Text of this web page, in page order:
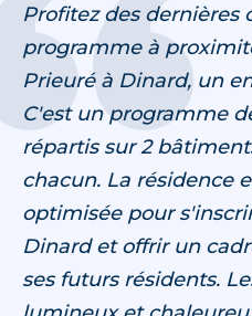
Profitez des dernières
programme à
Prieuré à Dinard, un
C'est un programme
répartis sur 2
chacun. La résidence
optimisée pour
Dinard et offrir un
ses futurs résidents.